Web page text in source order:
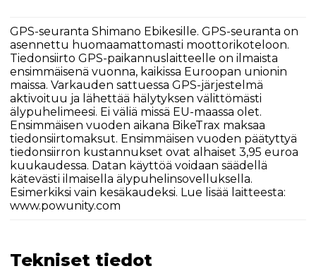
GPS-seuranta Shimano Ebikesille. GPS-seuranta on
asennettu huomaamattomasti moottorikoteloon.
Tiedonsiirto GPS-paikannuslaitteelle on ilmaista
ensimmäisenä vuonna, kaikissa Euroopan unionin
maissa. Varkauden sattuessa GPS-järjestelmä
aktivoituu ja lähettää hälytyksen välittömästi
älypuhelimeesi. Ei väliä missä EU-maassa olet.
Ensimmäisen vuoden aikana BikeTrax maksaa
tiedonsiirtomaksut. Ensimmäisen vuoden päätyttyä
tiedonsiirron kustannukset ovat alhaiset 3,95 euroa
kuukaudessa. Datan käyttöä voidaan säädellä
kätevästi ilmaisella älypuhelinsovelluksella.
Esimerkiksi vain kesäkaudeksi. Lue lisää laitteesta:
www.powunity.com
Tekniset tiedot